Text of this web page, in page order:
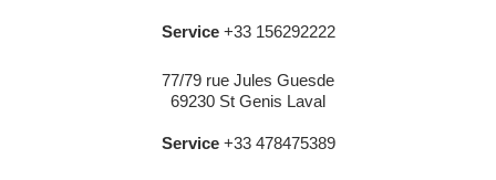
Service +33 156292222
77/79 rue Jules Guesde
69230 St Genis Laval
Service +33 478475389